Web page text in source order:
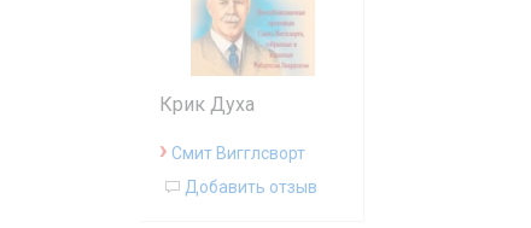
Крик Духа
› Смит Вигглсворт
Добавить отзыв